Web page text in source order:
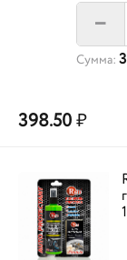
–
Сумма:
398.50₽